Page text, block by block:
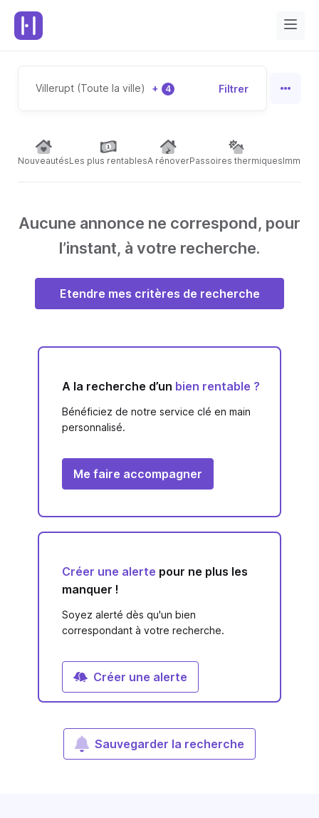
Villerupt (Toute la ville) + 4 Filtrer
NouveautésLes plus rentablesA rénoverPassoires thermiques
Aucune annonce ne correspond, pour
l’instant, à votre recherche.
Etendre mes critères de recherche
A la recherche d’un bien rentable ?
Bénéficiez de notre service clé en main
personnalisé.
Me faire accompagner
Créer une alerte pour ne plus les
manquer !
Soyez alerté dès qu'un bien
correspondant à votre recherche.
Créer une alerte
Sauvegarder la recherche